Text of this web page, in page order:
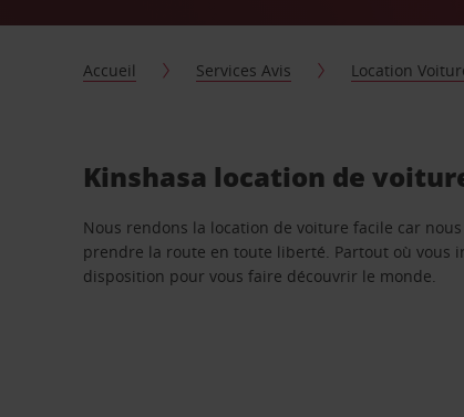
Accueil Services Avis Location
Kinshasa location de
Nous rendons la location de voiture facile car
prendre la route en toute liberté. Partout où vous
disposition pour vous faire découvrir le monde.